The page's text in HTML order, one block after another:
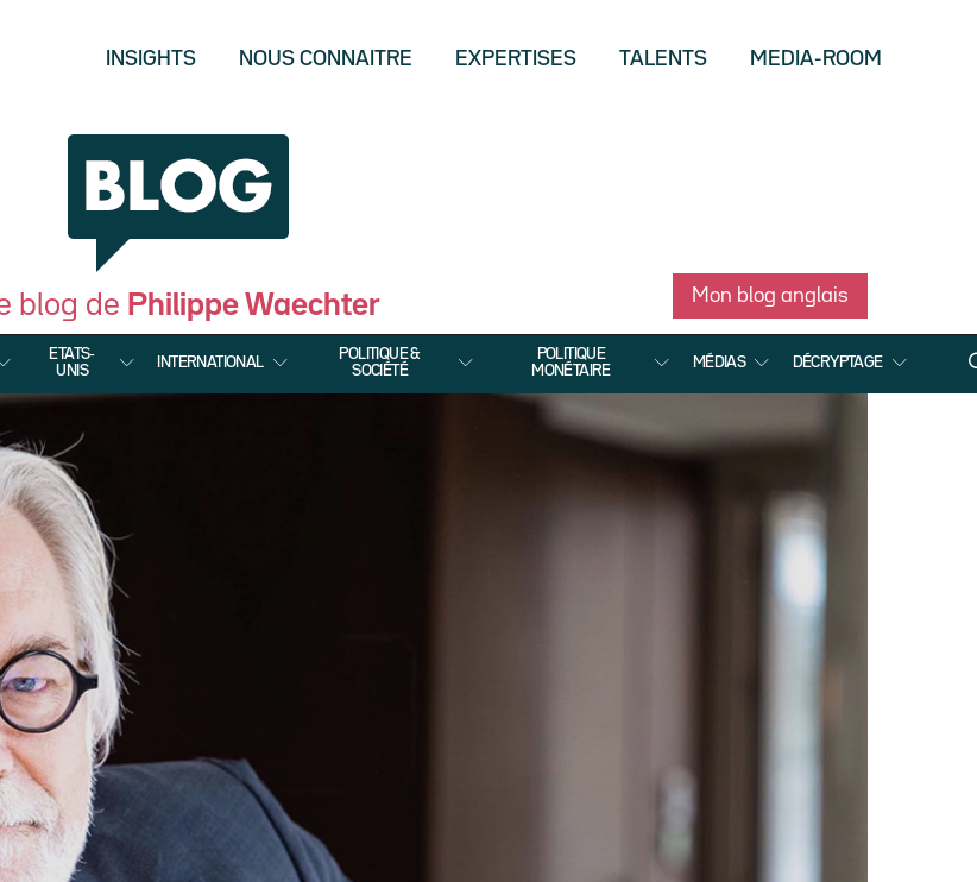
INSIGHTS NOUS CONNAITRE EXPERTISES TALENTS MEDIA-ROOM
blog de Philippe Waechter Mon blog anglais
ETATS-
UNIS
INTERNATIONAL
POLITIQUE &
SOCIÉTÉ
POLITIQUE
MONÉTAIRE
MÉDIAS DÉCRYPTAGE